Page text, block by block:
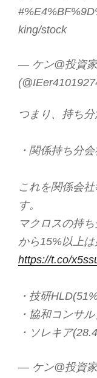
king/stock
— ケン@投資
つまり、持ち
・関係持ち分
これを関係会
す。
マクロスの持
から15%以上
https://t.co/
・技研
・協和コンサ
・ソレキア
— ケン@投資